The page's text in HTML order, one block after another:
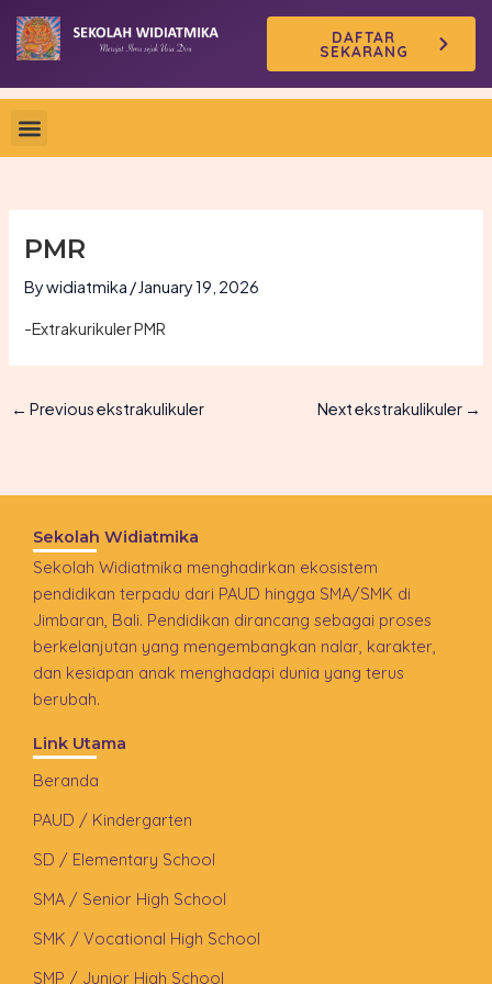
Skip
content
DAFTAR
SEKARANG
PMR
Bywidiatmika /January 19, 2026
-Extrakurikuler PMR
← Previous ekstrakulikuler Next ekstrakulikuler →
Sekolah Widiatmika
Sekolah Widiatmika menghadirkan ekosistem
pendidikan terpadu dari PAUD hingga SMA/SMK di
Jimbaran, Bali. Pendidikan dirancang sebagai proses
berkelanjutan yang mengembangkan nalar, karakter,
dan kesiapan anak menghadapi dunia yang terus
berubah.
Link Utama
Beranda
PAUD / Kindergarten
SD / Elementary School
SMA / Senior High School
SMK / Vocational High School
SMP / Junior High School